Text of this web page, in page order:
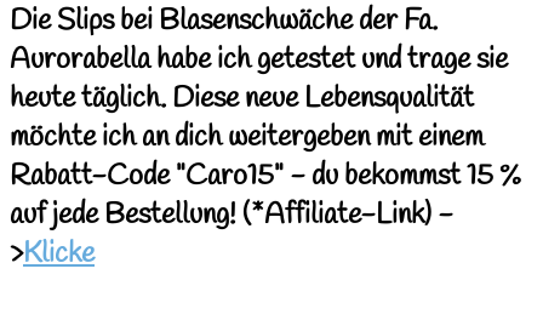
Die Slips bei Blasenschwäche der Fa.
Aurorabella habe ich getestet und trage sie
heute täglich. Diese neue Lebensqualität
möchte ich an dich weitergeben mit einem
Rabatt-Code "Caro15" - du bekommst 15 %
auf jede Bestellung! (*Affiliate-Link) -
>Klicke